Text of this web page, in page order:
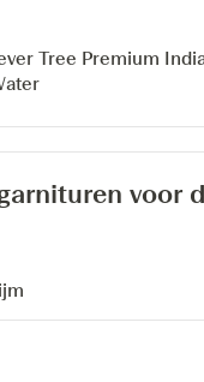
Tree Premium
voor